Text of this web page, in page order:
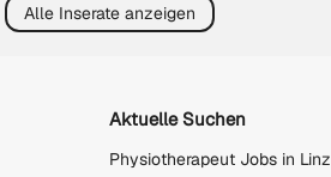
Alle Inserate anzeigen
Aktuelle Suchen
Physiotherapeut Jobs in Linz